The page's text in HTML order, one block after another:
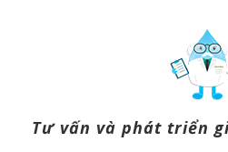
Tư vấn và phát triển